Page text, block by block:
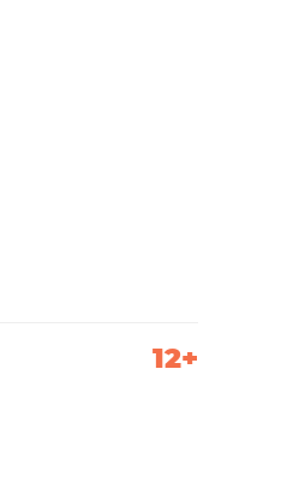
12+